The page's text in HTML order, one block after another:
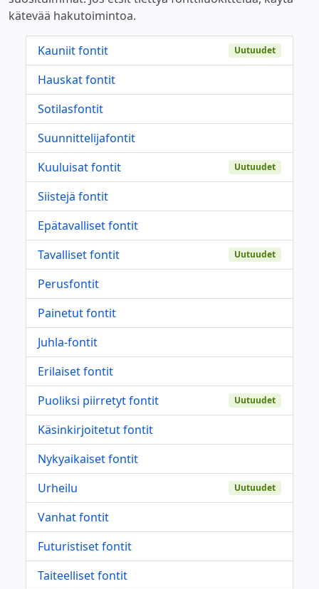
kätevää hakutoimintoa.
Kauniit fontit Uutuudet
Hauskat fontit
Sotilasfontit
Suunnittelijafontit
Kuuluisat fontit
Uutuudet
Siistejä fontit
Epätavalliset fontit
Tavalliset fontit
Uutuudet
Perusfontit
Painetut fontit
Juhla-fontit
Erilaiset fontit
Puoliksi piirretyt fontit
Uutuudet
Käsinkirjoitetut fontit
Nykyaikaiset fontit
Urheilu
Uutuudet
Vanhat fontit
Futuristiset fontit
Taiteelliset fontit